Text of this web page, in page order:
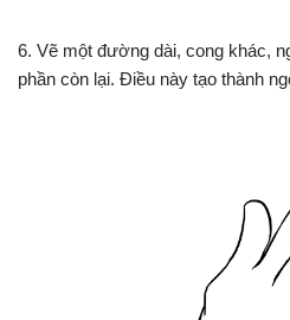
6. Vẽ một đường dài, cong khác,
phần còn lại. Điều này tạo thành